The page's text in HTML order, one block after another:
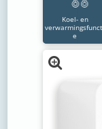
Koel- en
e